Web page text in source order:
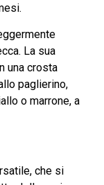
La sua
una crosta
paglierino,
o marrone, a
che si